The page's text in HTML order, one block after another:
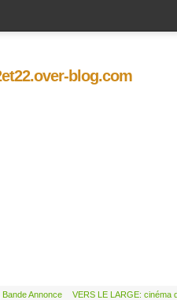
blog.com
Annonce VERS LE LARGE: cinéma